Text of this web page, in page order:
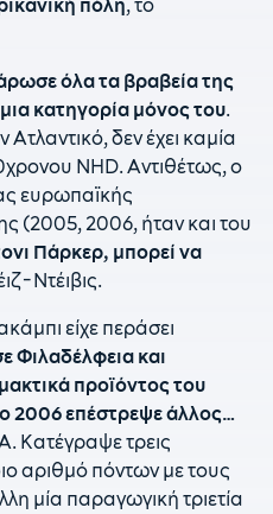
πόλη, το
όλα τα βραβεία της
κατηγορία μόνος του.
δεν έχει καμία
NHD. Αντιθέτως, ο
ευρωπαϊκής
(2005, 2006, ήταν και του
Πάρκερ, μπορεί να
Ντέιβις.
είχε περάσει
Φιλαδέλφεια και
προϊόντος του
2006 επέστρεψε άλλος…
Κατέγραψε τρεις
αριθμό πόντων με τους
μία παραγωγική τριετία